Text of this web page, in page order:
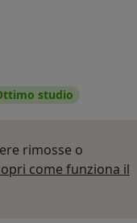
studio
rimosse o
come funziona il